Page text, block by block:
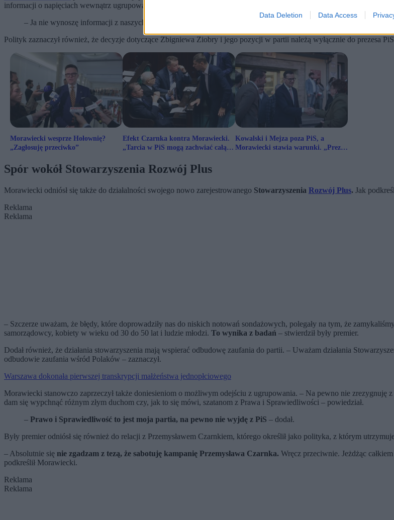
Data Deletion Data Access
informacji o napięciach wewnątrz ugrupowania. Były premier nie chciał ujawniać szczegółów spotkania.
– Ja nie wynoszę informacji z naszych zamkniętych spotkań. To było zamknięte spotkanie. Mogę tylko
Polityk zaznaczył również, że decyzje dotyczące Zbigniewa Ziobry i jego pozycji w partii należą wyłącznie do prezesa
Morawiecki wesprze Hołownię?
„Zagłosuję przeciwko”
Efekt Czarnka kontra Morawiecki.
„Tarcia w PiS mogą zachwiać całą
Kowalski i Mejza poza PiS, a
Morawiecki stawia warunki. „Prezes
Spór wokół Stowarzyszenia Rozwój Plus
Morawiecki odniósł się także do działalności swojego nowo zarejestrowanego Stowarzyszenia Rozwój Plus. Jak
Reklama
Reklama
– Szczerze uważam, że błędy, które doprowadziły nas do niskich notowań sondażowych, polegały na tym, że
samorządowcy, kobiety w wieku od 30 do 50 lat i ludzie młodzi. To wynika z badań – stwierdził były premier.
Dodał również, że działania stowarzyszenia mają wspierać odbudowę zaufania do partii. – Uważam działania
odbudowie zaufania wśród Polaków – zaznaczył.
Warszawa dokonała pierwszej transkrypcji małżeństwa jednopłciowego
Morawiecki stanowczo zaprzeczył także doniesieniom o możliwym odejściu z ugrupowania. – Na pewno nie zrezygnuję
dam się wypchnąć różnym złym duchom czy, jak to się mówi, szatanom z Prawa i Sprawiedliwości – powiedział.
– Prawo i Sprawiedliwość to jest moja partia, na pewno nie wyjdę z PiS – dodał.
Były premier odniósł się również do relacji z Przemysławem Czarnkiem, którego określił jako polityka, z którym
– Absolutnie się nie zgadzam z tezą, że sabotuję kampanię Przemysława Czarnka. Wręcz przeciwnie. Jeżdżąc
podkreślił Morawiecki.
Reklama
Reklama